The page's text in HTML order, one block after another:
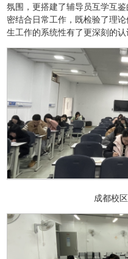
氛围，更搭建了辅导员互学互
密结合日常工作，既检验了理
生工作的系统性有了更深刻的认
成都校